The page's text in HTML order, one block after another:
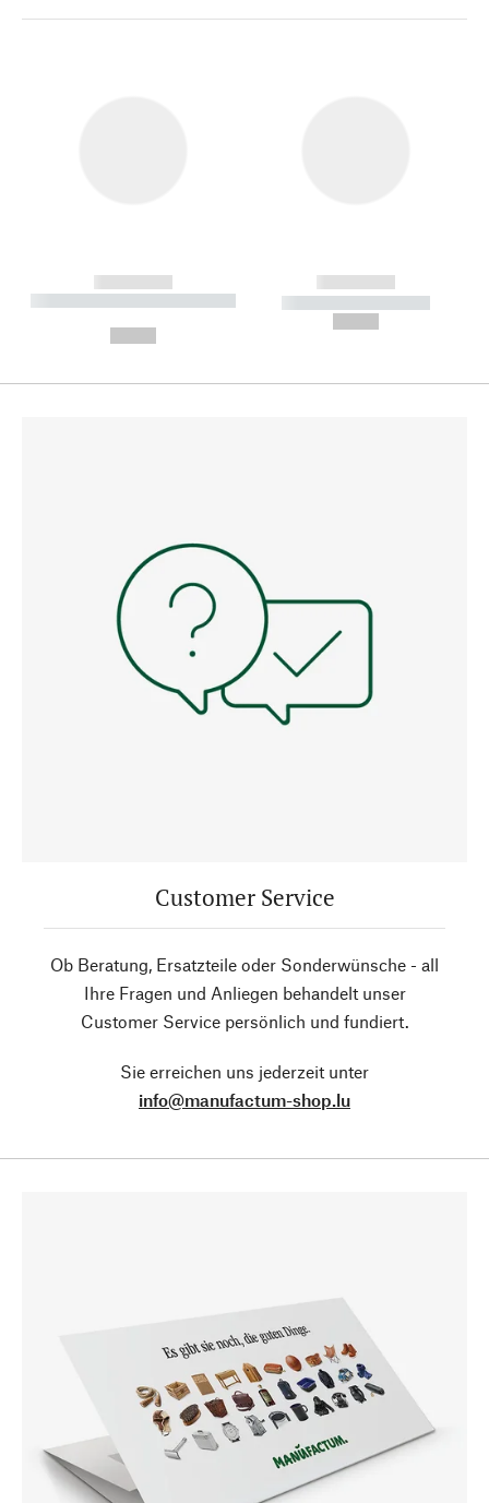
------------
----------- ----------- --------
------------
----------- -----------
Customer Service
Ob Beratung, Ersatzteile oder Sonderwünsche - all
Ihre Fragen und Anliegen behandelt unser
Customer Service persönlich und fundiert.
Sie erreichen uns jederzeit unter
info@manufactum-shop.lu